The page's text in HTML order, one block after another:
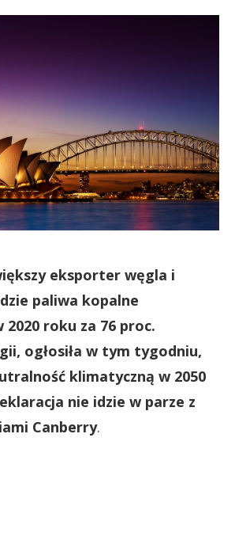
eksporter węgla i
paliwa kopalne
2020 roku za 76 proc.
ogłosiła w tym tygodniu,
klimatyczną w 2050
nie idzie w parze z
Canberry.